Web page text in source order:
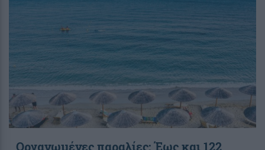
Οργανωμένες παραλίες: Έως και 122